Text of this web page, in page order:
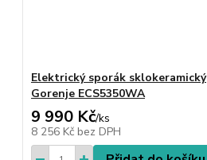
Elektrický sporák sklokeramický
Gorenje ECS5350WA
9 990 Kč/ks
8 256 Kč bez DPH